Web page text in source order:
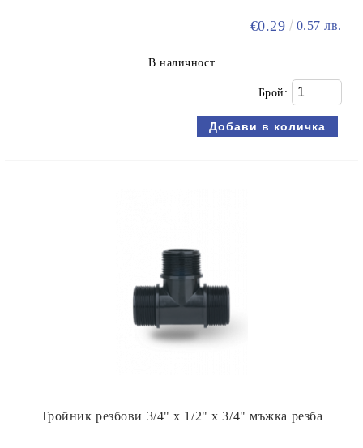
€0.29 0.57 лв.
В наличност
Брой:
Тройник резбови 3/4" х 1/2" х 3/4" мъжка резба